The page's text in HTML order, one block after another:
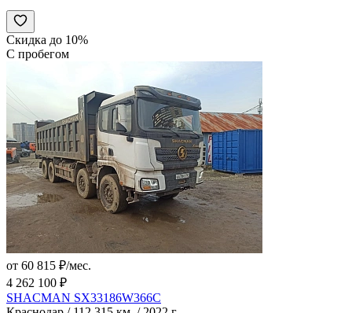
Скидка до 10%
С пробегом
от 60 815 ₽/мес.
4 262 100 ₽
SHACMAN SX33186W366C